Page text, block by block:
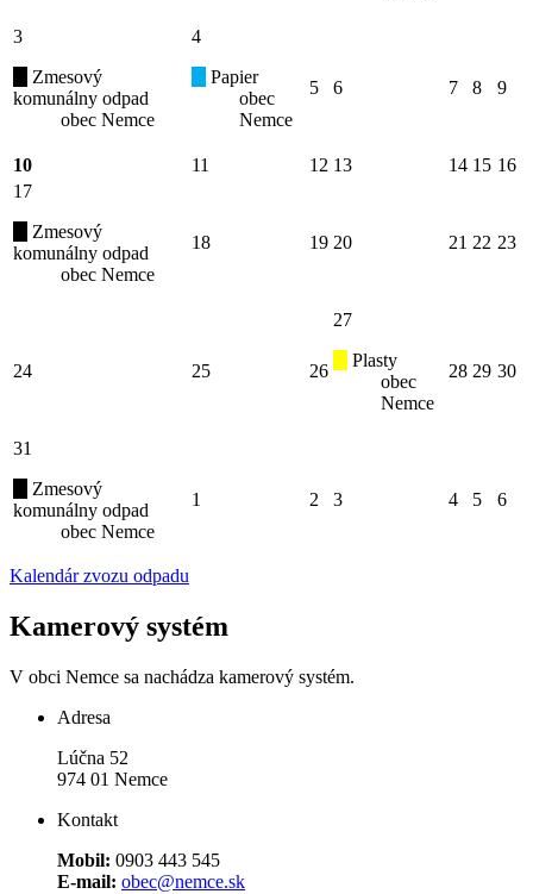
3
Zmesový
komunálny odpad
obec Nemce
4
Papier
obec
Nemce
5 6 7 8 9
10 11 12 13 14 15 16
17
Zmesový
komunálny odpad
obec Nemce
18 19 20 21 22 23
24 25 26
27
Plasty
obec
Nemce
28 29 30
31
Zmesový
komunálny odpad
obec Nemce
1 2 3 4 5 6
Kalendár zvozu odpadu
Kamerový systém
V obci Nemce sa nachádza kamerový systém.
Adresa
Lúčna 52
974 01 Nemce
Kontakt
Mobil: 0903 443 545
E-mail: obec@nemce.sk